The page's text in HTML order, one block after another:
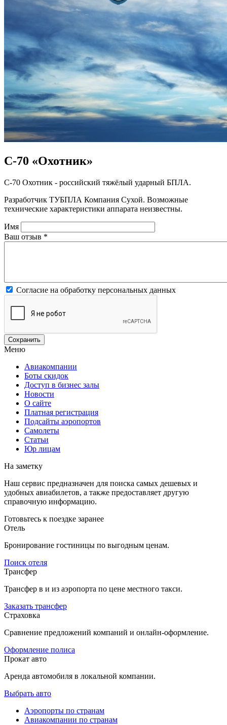
С-70 «Охотник»
С-70 Охотник - российский тяжёлый ударный БПЛА.
Разработчик ТУБПЛА Компания Сухой. Возможные
технические характеристики аппарата неизвестны.
Имя
Ваш отзыв *
Согласие на обработку персональных данных
Меню
Авиакомпании
Боты скидок
Доступ в бизнес залы
Новости
О сайте
Платная регистрация
Подсайты аэропортов
Самолеты
Статьи
Юр лицам
На заметку
Наш сервис предназначен для поиска самых дешевых и
удобных авиабилетов, а также предоставляет другую
справочную информацию.
Готовьтесь к поездке заранее
Отель
Бронирование гостиницы по выгодным ценам.
Поиск отеля
Трансфер
Трансфер в и из аэропорта по цене местного такси.
Заказать трансфер
Страховка
Сравнение предложений компаний и онлайн-оформление.
Оформление полиса
Прокат авто
Аренда автомобиля в локальной компании.
Выбрать авто
Аэропорты по странам
Авиакомпании по странам